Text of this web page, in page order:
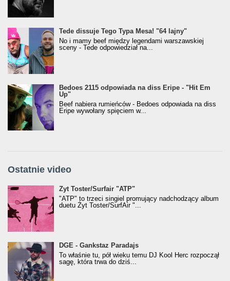
Tede dissuje Tego Typa Mesa! "64 lajny"
No i mamy beef między legendami warszawskiej
sceny - Tede odpowiedział na...
Bedoes 2115 odpowiada na diss Eripe - "Hit Em
Up"
Beef nabiera rumieńców - Bedoes odpowiada na diss
Eripe wywołany spięciem w...
Ostatnie video
Żyt Toster/SurfAir - ATP VIDEO
Żyt Toster/Surfair "ATP"
"ATP" to trzeci singiel promujący nadchodzący album
duetu Żyt Toster/SurfAir "...
donGURALesko z nagrodą za
Klasyczny/Trueschoolowy Album Roku
(Popkillery 2023)
DGE - Gankstaz Paradajs
To właśnie tu, pół wieku temu DJ Kool Herc rozpoczął
sagę, która trwa do dziś...